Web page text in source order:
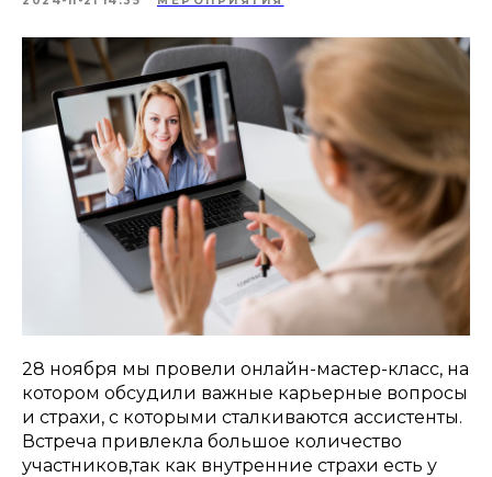
28 ноября мы провели онлайн-мастер-класс, на
котором обсудили важные карьерные вопросы
и страхи, с которыми сталкиваются ассистенты.
Встреча привлекла большое количество
участников,так как внутренние страхи есть у